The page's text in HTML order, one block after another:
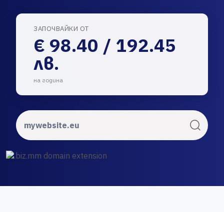
ЗАПОЧВАЙКИ ОТ
€ 98.40 / 192.45
лв.
на година